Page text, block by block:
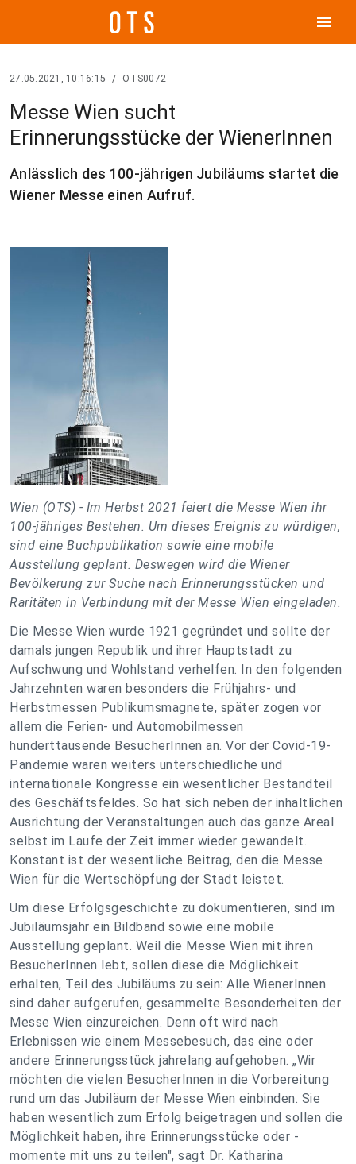
menu
27.05.2021, 10:16:15 / OTS0072
Messe Wien sucht
Erinnerungsstücke der WienerInnen
Anlässlich des 100-jährigen Jubiläums startet die
Wiener Messe einen Aufruf.
Wien (OTS) - Im Herbst 2021 feiert die Messe Wien ihr
100-jähriges Bestehen. Um dieses Ereignis zu würdigen,
sind eine Buchpublikation sowie eine mobile
Ausstellung geplant. Deswegen wird die Wiener
Bevölkerung zur Suche nach Erinnerungsstücken und
Raritäten in Verbindung mit der Messe Wien eingeladen.
Die Messe Wien wurde 1921 gegründet und sollte der
damals jungen Republik und ihrer Hauptstadt zu
Aufschwung und Wohlstand verhelfen. In den folgenden
Jahrzehnten waren besonders die Frühjahrs- und
Herbstmessen Publikumsmagnete, später zogen vor
allem die Ferien- und Automobilmessen
hunderttausende BesucherInnen an. Vor der Covid-19-
Pandemie waren weiters unterschiedliche und
internationale Kongresse ein wesentlicher Bestandteil
des Geschäftsfeldes. So hat sich neben der inhaltlichen
Ausrichtung der Veranstaltungen auch das ganze Areal
selbst im Laufe der Zeit immer wieder gewandelt.
Konstant ist der wesentliche Beitrag, den die Messe
Wien für die Wertschöpfung der Stadt leistet.
Um diese Erfolgsgeschichte zu dokumentieren, sind im
Jubiläumsjahr ein Bildband sowie eine mobile
Ausstellung geplant. Weil die Messe Wien mit ihren
BesucherInnen lebt, sollen diese die Möglichkeit
erhalten, Teil des Jubiläums zu sein: Alle WienerInnen
sind daher aufgerufen, gesammelte Besonderheiten der
Messe Wien einzureichen. Denn oft wird nach
Erlebnissen wie einem Messebesuch, das eine oder
andere Erinnerungsstück jahrelang aufgehoben. „Wir
möchten die vielen BesucherInnen in die Vorbereitung
rund um das Jubiläum der Messe Wien einbinden. Sie
haben wesentlich zum Erfolg beigetragen und sollen die
Möglichkeit haben, ihre Erinnerungsstücke oder -
momente mit uns zu teilen", sagt Dr. Katharina